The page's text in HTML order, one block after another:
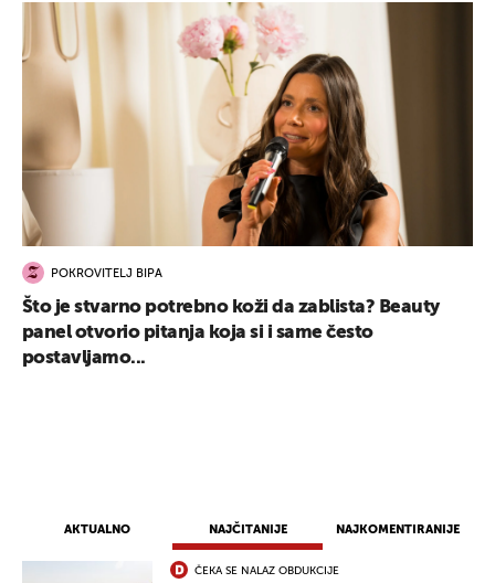
AKTUALNO NAJČITANIJE NAJKOMENTIRANIJE
ČEKA SE NALAZ OBDUKCIJE
POKROVITELJ BIPA
Što je stvarno potrebno koži da zablista? Beauty
panel otvorio pitanja koja si i same često
postavljamo...